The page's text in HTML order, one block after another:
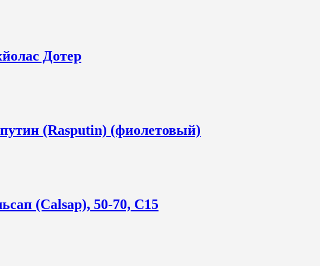
Дотер
(Rasputin) (фиолетовый)
(Calsap), 50-70, С15